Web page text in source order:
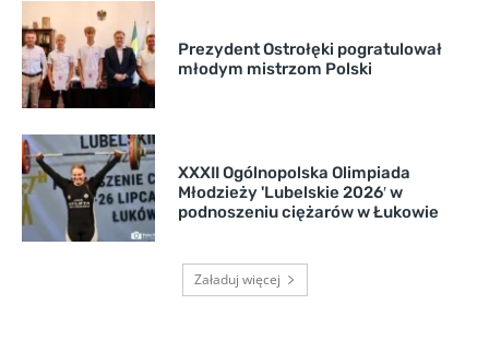
Prezydent Ostrołęki pogratulował
młodym mistrzom Polski
XXXII Ogólnopolska Olimpiada
Młodzieży 'Lubelskie 2026′ w
podnoszeniu ciężarów w Łukowie
Załaduj więcej